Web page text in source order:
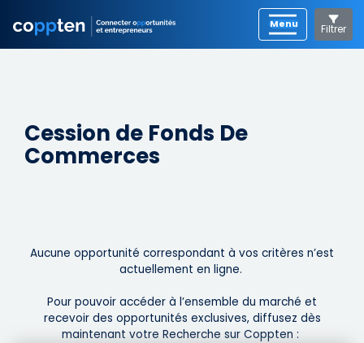
Filtrer
Cession de Fonds De
Commerces
Aucune opportunité correspondant à vos critères n’est
actuellement en ligne. ​
Pour pouvoir accéder à l’ensemble du marché et
recevoir des opportunités exclusives, diffusez dès
maintenant votre Recherche sur Coppten : ​